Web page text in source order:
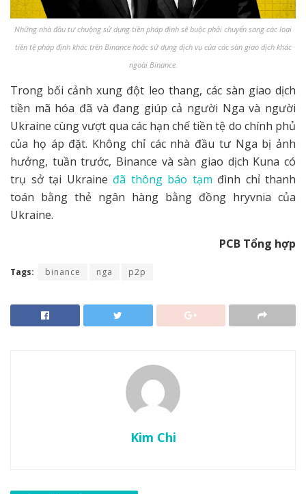
Những nhà đầu tư chuộng sử dụng tiền pháp định sẽ buộc phải chuyển sang các loại
tiền tệ pháp định khác trên Binance hoặc sử dụng dịch vụ của các sàn giao dịch khác
ngoài Binance.
Trong bối cảnh xung đột leo thang, các sàn giao dịch
tiền mã hóa đã và đang giúp cả người Nga và người
Ukraine cùng vượt qua các hạn chế tiền tệ do chính phủ
của họ áp đặt. Không chỉ các nhà đầu tư Nga bị ảnh
hưởng, tuần trước, Binance và sàn giao dịch Kuna có
trụ sở tại Ukraine đã thông báo tạm đình chỉ thanh
toán bằng thẻ ngân hàng bằng đồng hryvnia của
Ukraine.
PCB Tổng hợp
Tags: binance nga p2p
Kim Chi